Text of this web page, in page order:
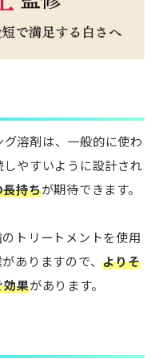
溶剤は、一般的に使わ
やすいように設計され
持ちが期待できます。
トリートメントを使用
ありますので、よりそ
効果があります。